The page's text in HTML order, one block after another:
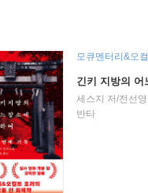
모큐멘터리&오
긴키 지방의 어
세스지 저/전선영
반타